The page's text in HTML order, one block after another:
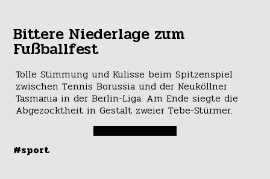
Bittere Niederlage zum
Fußballfest
Tolle Stimmung und Kulisse beim Spitzenspiel
zwischen Tennis Borussia und der Neuköllner
Tasmania in der Berlin-Liga. Am Ende siegte die
Abgezocktheit in Gestalt zweier Tebe-Stürmer.
#sport